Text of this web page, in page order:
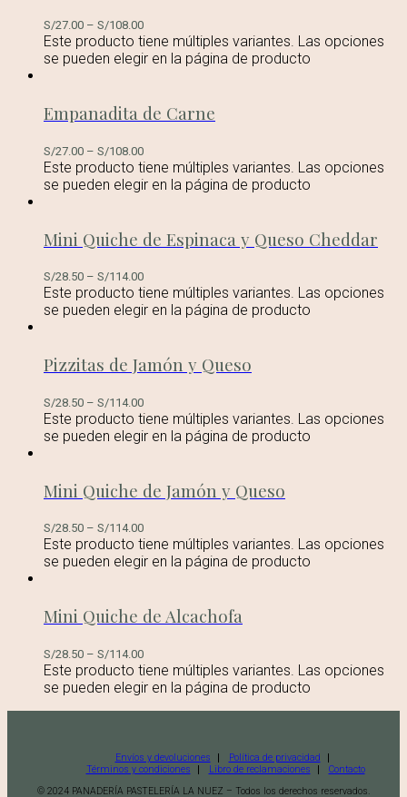
S/27.00 – S/108.00
Este producto tiene múltiples variantes. Las opciones
se pueden elegir en la página de producto
Empanadita de Carne
S/27.00 – S/108.00
Este producto tiene múltiples variantes. Las opciones
se pueden elegir en la página de producto
Mini Quiche de Espinaca y Queso Cheddar
S/28.50 – S/114.00
Este producto tiene múltiples variantes. Las opciones
se pueden elegir en la página de producto
Pizzitas de Jamón y Queso
S/28.50 – S/114.00
Este producto tiene múltiples variantes. Las opciones
se pueden elegir en la página de producto
Mini Quiche de Jamón y Queso
S/28.50 – S/114.00
Este producto tiene múltiples variantes. Las opciones
se pueden elegir en la página de producto
Mini Quiche de Alcachofa
S/28.50 – S/114.00
Este producto tiene múltiples variantes. Las opciones
se pueden elegir en la página de producto
Envíos y devoluciones
Política de privacidad
Términos y condiciones
Libro de reclamaciones
Contacto
© 2024 PANADERÍA PASTELERÍA LA NUEZ – Todos los derechos reservados.